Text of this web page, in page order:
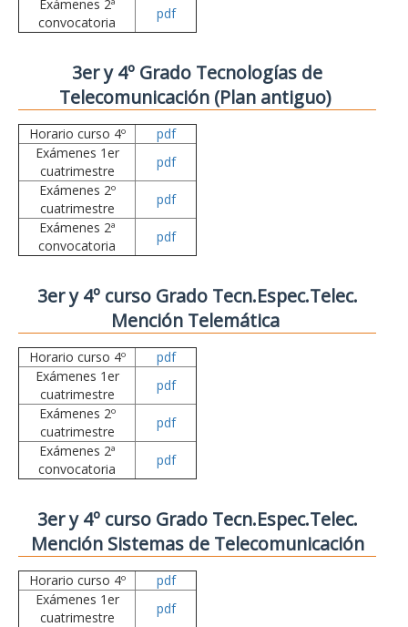
Exámenes 2ª
convocatoria
pdf
3er y 4º Grado Tecnologías de
Telecomunicación (Plan antiguo)
Horario curso 4º
pdf
Exámenes 1er
cuatrimestre
pdf
Exámenes 2º
cuatrimestre
pdf
Exámenes 2ª
convocatoria
pdf
3er y 4º curso Grado Tecn.Espec.Telec.
Mención Telemática
Horario curso 4º
pdf
Exámenes 1er
cuatrimestre
pdf
Exámenes 2º
cuatrimestre
pdf
Exámenes 2ª
convocatoria
pdf
3er y 4º curso Grado Tecn.Espec.Telec.
Mención Sistemas de Telecomunicación
Horario curso 4º
pdf
Exámenes 1er
cuatrimestre
pdf